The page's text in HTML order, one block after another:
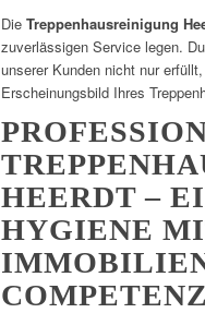
Die Treppenhausreinigung
zuverlässigen Service legen.
unserer Kunden nicht nur
Erscheinungsbild Ihres
HEERDT –
HYGIENE